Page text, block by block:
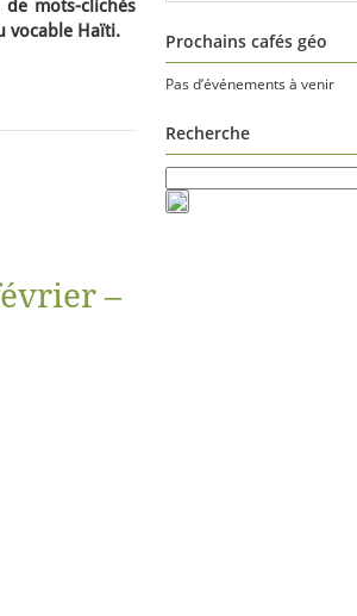
mots-clichés
vocable Haïti.
–
Prochains cafés géo
Pas d’événements à venir
Recherche